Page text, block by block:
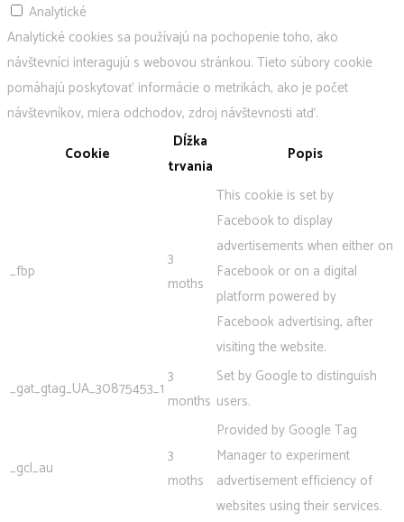
Analytické
Analytické cookies sa používajú na pochopenie toho, ako
návštevníci interagujú s webovou stránkou. Tieto súbory cookie
pomáhajú poskytovať informácie o metrikách, ako je počet
návštevníkov, miera odchodov, zdroj návštevnosti atď.
Cookie
Dĺžka
trvania
Popis
_fbp
3
moths
This cookie is set by
Facebook to display
advertisements when either on
Facebook or on a digital
platform powered by
Facebook advertising, after
visiting the website.
_gat_gtag_UA_30875453_1
3
months
Set by Google to distinguish
users.
_gcl_au
3
moths
Provided by Google Tag
Manager to experiment
advertisement efficiency of
websites using their services.